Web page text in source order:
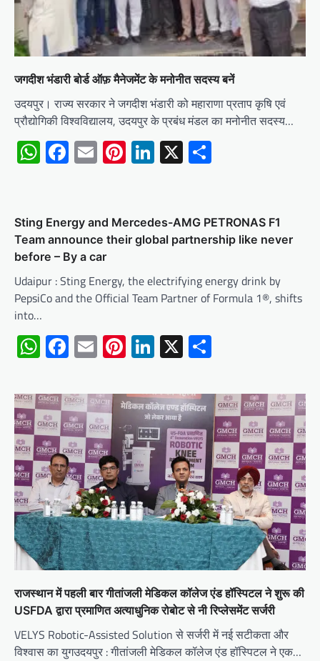
जगदीश भंडारी बोर्ड ऑफ़ मैनेजमेंट के मनोनीत सदस्य बनें
उदयपुर। राज्य सरकार ने जगदीश भंडारी को महाराणा प्रताप कृषि एवं
प्रौद्योगिकी विश्वविद्यालय, उदयपुर के प्रबंध मंडल का मनोनीत सदस्य…
WhatsApp
Facebook
EmailPinterest
LinkedIn
X
Sting Energy and Mercedes-AMG PETRONAS F1
Team announce their global partnership like never
before – By a car
Udaipur : Sting Energy, the electrifying energy drink by
PepsiCo and the Official Team Partner of Formula 1®, shifts
into…
WhatsApp
Facebook
EmailPinterest
LinkedIn
X
राजस्थान में पहली बार गीतांजली मेडिकल कॉलेज एंड हॉस्पिटल ने शुरू की
USFDA द्वारा प्रमाणित अत्याधुनिक रोबोट से नी रिप्लेसमेंट सर्जरी
VELYS Robotic-Assisted Solution से सर्जरी में नई सटीकता और
विश्वास का युगउदयपुर : गीतांजली मेडिकल कॉलेज एंड हॉस्पिटल ने एक…